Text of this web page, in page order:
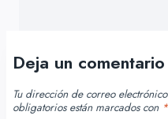
Deja un comentario
Tu dirección de correo
obligatorios están marcados con *